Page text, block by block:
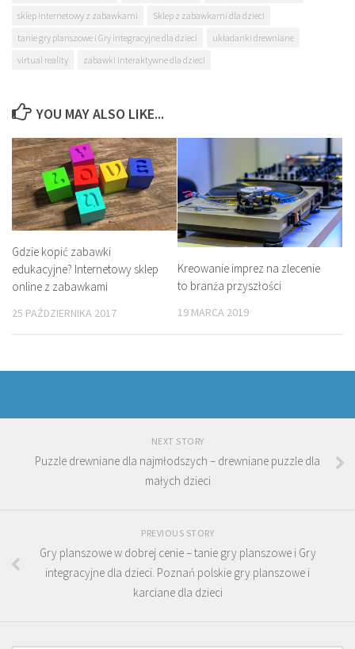
sklep internetowy z zabawkami
Sklep z zabawkami dla dzieci
tanie gry planszowe i Gry integracyjne dla dzieci
układanki drewniane
virtual reality
zabawki interaktywne dla dzieci
YOU MAY ALSO LIKE...
Gdzie kopić zabawki
edukacyjne? Internetowy sklep
online z zabawkami
25 PAŹDZIERNIKA 2017
Kreowanie imprez na zlecenie
to branża przyszłości
19 MARCA 2019
NEXT STORY
Puzzle drewniane dla najmłodszych – drewniane puzzle dla
małych dzieci
PREVIOUS STORY
Gry planszowe w dobrej cenie – tanie gry planszowe i Gry
integracyjne dla dzieci. Poznań polskie gry planszowe i
karciane dla dzieci